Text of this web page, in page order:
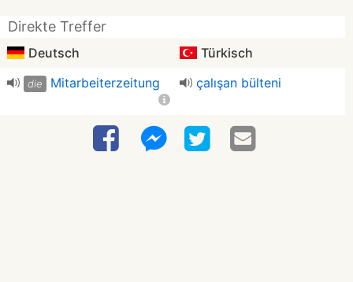
Direkte Treffer
Deutsch Türkisch
die Mitarbeiterzeitung çalışan bülteni